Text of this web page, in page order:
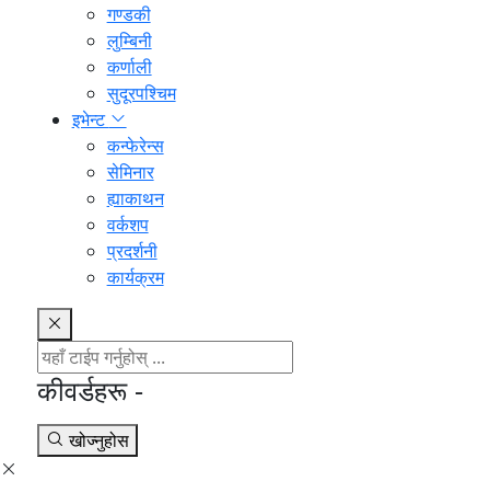
गण्डकी
लुम्बिनी
कर्णाली
सुदूरपश्चिम
इभेन्ट
कन्फेरेन्स
सेमिनार
ह्याकाथन
वर्कशप
प्रदर्शनी
कार्यक्रम
कीवर्डहरू -
खोज्नुहोस